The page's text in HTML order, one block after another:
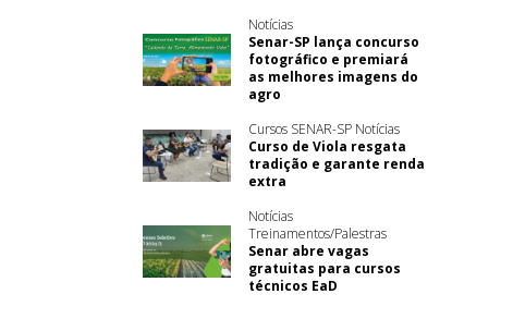
Notícias
Senar-SP lança concurso
fotográfico e premiará
as melhores imagens do
agro
Cursos SENAR-SP Notícias
Curso de Viola resgata
tradição e garante renda
extra
Notícias
Treinamentos/Palestras
Senar abre vagas
gratuitas para cursos
técnicos EaD